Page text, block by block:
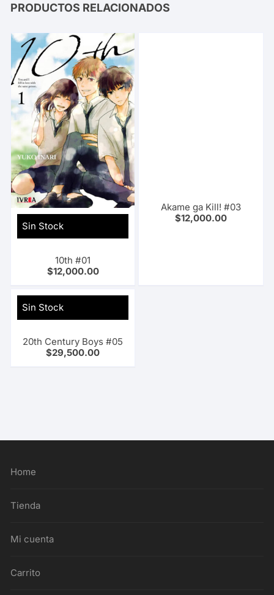
PRODUCTOS RELACIONADOS
Sin Stock
10th #01
$12,000.00
Akame ga Kill! #03
$12,000.00
Sin Stock
20th Century Boys #05
$29,500.00
Home
Tienda
Mi cuenta
Carrito